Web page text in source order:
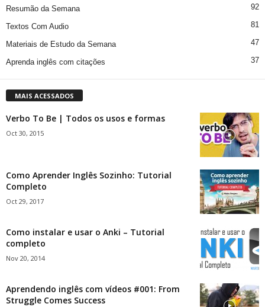
Resumão da Semana 92
Textos Com Audio 81
Materiais de Estudo da Semana 47
Aprenda inglês com citações 37
MAIS ACESSADOS
Verbo To Be | Todos os usos e formas
Oct 30, 2015
Como Aprender Inglês Sozinho: Tutorial
Completo
Oct 29, 2017
Como instalar e usar o Anki – Tutorial
completo
Nov 20, 2014
Aprendendo inglês com vídeos #001: From
Struggle Comes Success